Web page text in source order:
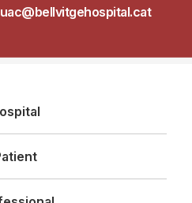
uac@bellvitgehospital.cat